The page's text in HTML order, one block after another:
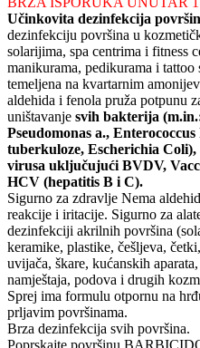
bila
je:
16,50 €.
je:
14,85 €.
Učinkovita dezinfekcija
dezinfekciju površina u
solarijima, spa centrima i fitness
manikurama, pedikurama i
temeljena na kvartarnim
aldehida i fenola pruža potpunu
uništavanje svih bakterija
Pseudomonas a.,
tuberkuloze, Escherichia
virusa uključujući BVDV,
HCV (hepatitis B i C).
Sigurno za zdravlje Nema
reakcije i iritacije. Sigurno za
dezinfekciji akrilnih površina
keramike, plastike, češljeva,
uvijača, škare, kućanskih
namještaja, podova i drugih
Sprej ima formulu otpornu na
prljavim površinama.
Brza dezinfekcija svih površina.